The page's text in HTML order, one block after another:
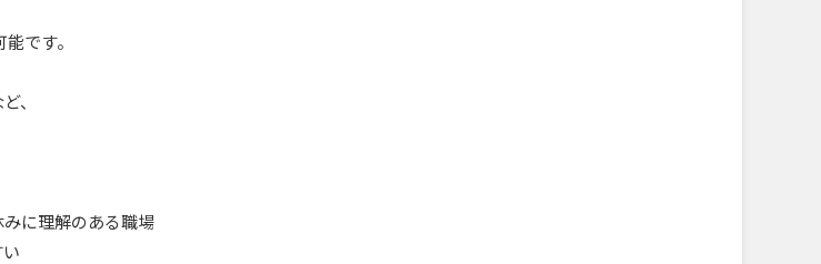
です。
、
に理解のある職場